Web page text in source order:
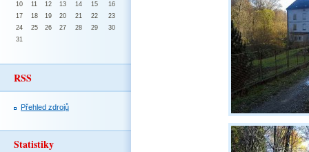
10
11 12 13 14 15
16
17
18 19 20 21 22
23
24
25 26 27 28 29
30
31
RSS
Přehled zdrojů
Statistiky